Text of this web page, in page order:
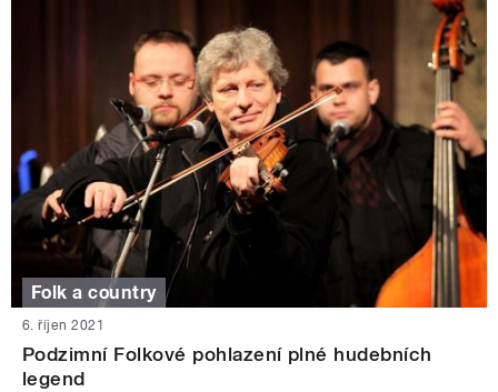
Folk a country
6. říjen 2021
Podzimní Folkové pohlazení plné hudebních
legend